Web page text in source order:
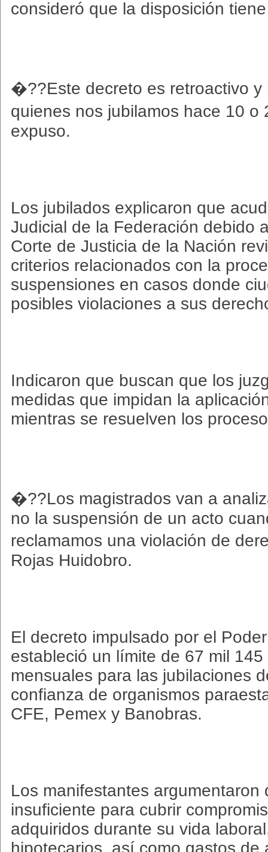
consideró que la disposición
�??Este decreto es retroactivo y
quienes nos jubilamos hace 10
expuso.
Los jubilados explicaron que
Judicial de la Federación debido
Corte de Justicia de la Nación
criterios relacionados con la
suspensiones en casos donde
posibles violaciones a sus
Indicaron que buscan que los
medidas que impidan la
mientras se resuelven los
�??Los magistrados van a
no la suspensión de un acto
reclamamos una violación de
Rojas Huidobro.
El decreto impulsado por el
estableció un límite de 67 mil
mensuales para las jubilaciones
confianza de organismos
CFE, Pemex y Banobras.
Los manifestantes argumentaron
insuficiente para cubrir
adquiridos durante su vida
hipotecarios, así como gastos de